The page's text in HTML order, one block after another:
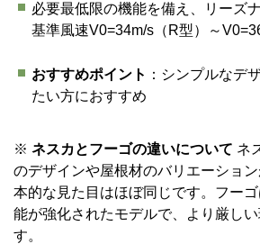
必要最低限の機能を備え、リーズ
基準風速V0=34m/s（R型）～
おすすめポイント ：シンプルなデ
たい方におすすめ
※ ネスカとフーゴの違いについて ネ
のデザインや屋根材のバリエーショ
本的な見た目はほぼ同じです。フー
能が強化されたモデルで、より厳し
す。